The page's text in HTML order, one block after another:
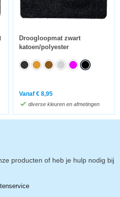
Droogloopmat zwart
katoen/polyester
Vanaf € 8,95
diverse kleuren en afmetingen
producten of heb je hulp nodig bij